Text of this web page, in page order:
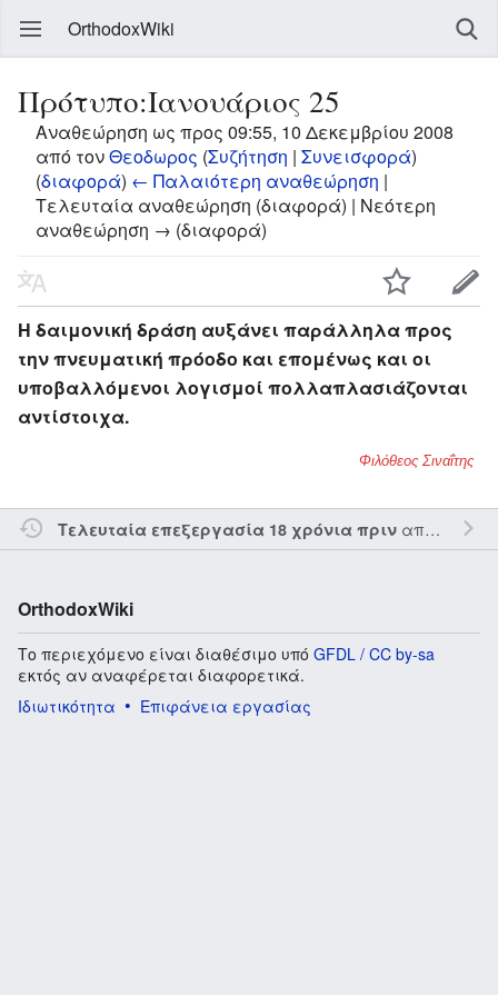
OrthodoxWiki
Πρότυπο:Ιανουάριος 25
Αναθεώρηση ως προς 09:55, 10 Δεκεμβρίου 2008
από τονΘεοδωρος (Συζήτηση | Συνεισφορά)
(διαφορά) ← Παλαιότερη αναθεώρηση |
Τελευταία αναθεώρηση (διαφορά) | Νεότερη
αναθεώρηση → (διαφορά)
Η δαιμονική δράση αυξάνει παράλληλα προς
την πνευματική πρόοδο και επομένως και οι
υποβαλλόμενοι λογισμοί πολλαπλασιάζονται
αντίστοιχα.
Φιλόθεος Σιναΐτης
Τελευταία επεξεργασία 18 χρόνια πριναπό τον την
OrthodoxWiki
Το περιεχόμενο είναι διαθέσιμο υπό GFDL / CC by-sa
εκτός αν αναφέρεται διαφορετικά.
Ιδιωτικότητα
Επιφάνεια εργασίας